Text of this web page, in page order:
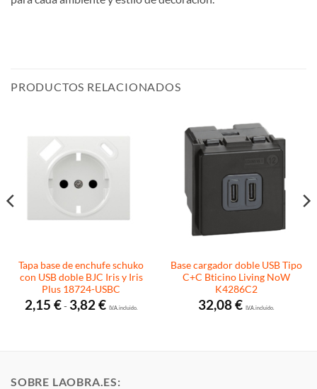
PRODUCTOS RELACIONADOS
Tapa base de enchufe schuko
con USB doble BJC Iris y Iris
Plus 18724-USBC
2,15 €- 3,82 €Rango
de
I.V.A. incluido.
Base cargador doble USB Tipo
C+C Bticino Living NoW
K4286C2
32,08€ I.V.A. incluido.
SOBRE LAOBRA.ES: